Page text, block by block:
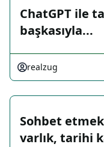
ChatGPT ile
başkasıyla...
realzug
Sohbet
varlık, tarihi